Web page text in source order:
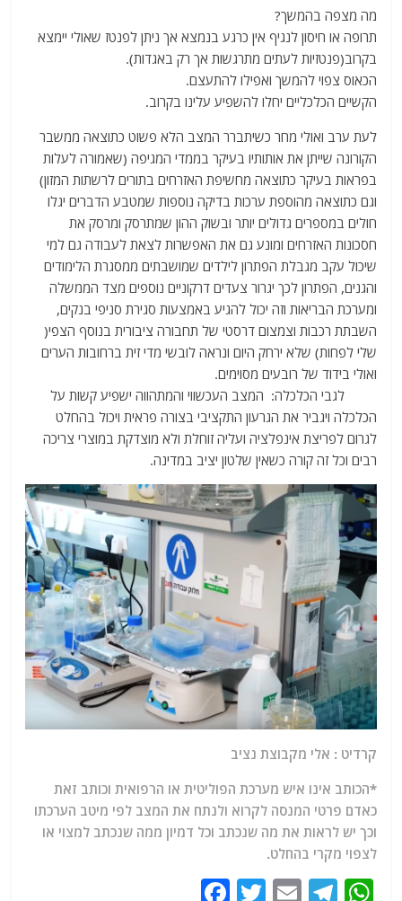
מה מצפה בהמשך?
תרופה או חיסון לנגיף אין כרגע בנמצא אך ניתן לפנטז שאולי יימצא
בקרוב(פנטזיות לעתים מתרגשות אך רק באגדות).
הכאוס צפוי להמשך ואפילו להתעצם.
הקשיים הכלכליים יחלו להשפיע עלינו בקרוב.
לעת ערב ואולי מחר כשיתברר המצב הלא פשוט כתוצאה ממשבר
הקורונה שייתן את אותותיו בעיקר בממדי המגיפה (שאמורה לעלות
בפראות בעיקר כתוצאה מחשיפת האזרחים בתורים לרשתות המזון)
וגם כתוצאה מהוספת ערכות בדיקה נוספות שמטבע הדברים יגלו
חולים במספרים גדולים יותר ובשוק ההון שמתרסק ומרסק את
חסכונות האזרחים ומונע גם את האפשרות לצאת לעבודה גם למי
שיכול עקב מגבלת הפתרון לילדים שמושבתים ממסגרת הלימודים
והגנים, הפתרון לכך יגרור צעדים דרקוניים נוספים מצד הממשלה
ומערכת הבריאות וזה יכול להגיע באמצעות סגירת סניפי בנקים,
השבתת רכבות וצמצום דרסטי של תחבורה ציבורית בנוסף הצפי(
שלי לפחות) שלא ירחק היום ונראה לובשי מדי זית ברחובות הערים
ואולי בידוד של רובעים מסוימים.
לגבי הכלכלה: המצב העכשווי והמתהווה ישפיע קשות על
הכלכלה ויגביר את הגרעון התקציבי בצורה פראית ויכול בהחלט
לגרום לפריצת אינפלציה ועליה זוחלת ולא מוצדקת במוצרי צריכה
רבים וכל זה קורה כשאין שלטון יציב במדינה.
קרדיט : אלי מקבוצת נציב
*הכותב אינו איש מערכת הפוליטית או הרפואית וכותב זאת
כאדם פרטי המנסה לקרוא ולנתח את המצב לפי מיטב הערכתו
וכך יש לראות את מה שנכתב וכל דמיון ממה שנכתב למצוי או
לצפוי מקרי בהחלט.
W
T
E
T